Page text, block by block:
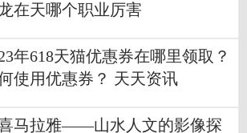
在天哪个职业厉害
年618天猫优惠券在哪里领取？
使用优惠券？ 天天资讯
喜马拉雅——山水人文的影像探